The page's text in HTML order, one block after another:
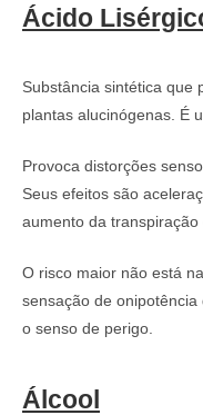
Ácido
Substância sintética que
plantas alucinógenas. É
Provoca distorções
Seus efeitos são
aumento da transpiração
O risco maior não está
sensação de
o senso de perigo.
Álcool